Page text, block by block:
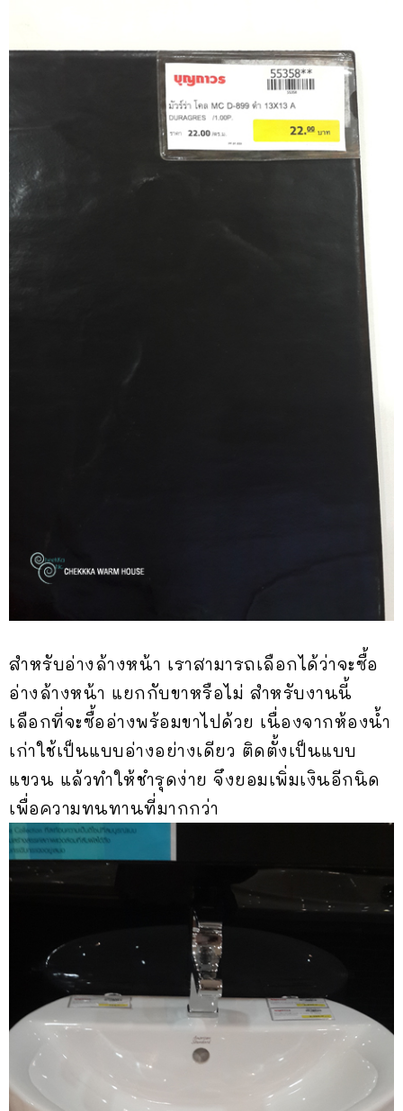
สำหรับอ่างล้างหน้า เราสามารถเลือกได้ว่าจะซื้อ
อ่างล้างหน้า แยกกับขาหรือไม่ สำหรับงานนี้
เลือกที่จะซื้ออ่างพร้อมขาไปด้วย เนื่องจากห้องน้ำ
เก่าใช้เป็นแบบอ่างอย่างเดียว ติดตั้งเป็นแบบ
แขวน แล้วทำให้ชำรุดง่าย จึงยอมเพิ่มเงินอีกนิด
เพื่อความทนทานที่มากกว่า